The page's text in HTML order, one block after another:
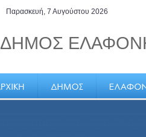
Παρασκευή, 7 Αυγούστου 2026
ΔΗΜΟΣ